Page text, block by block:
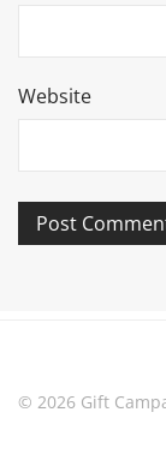
Website
© 2026 Gift